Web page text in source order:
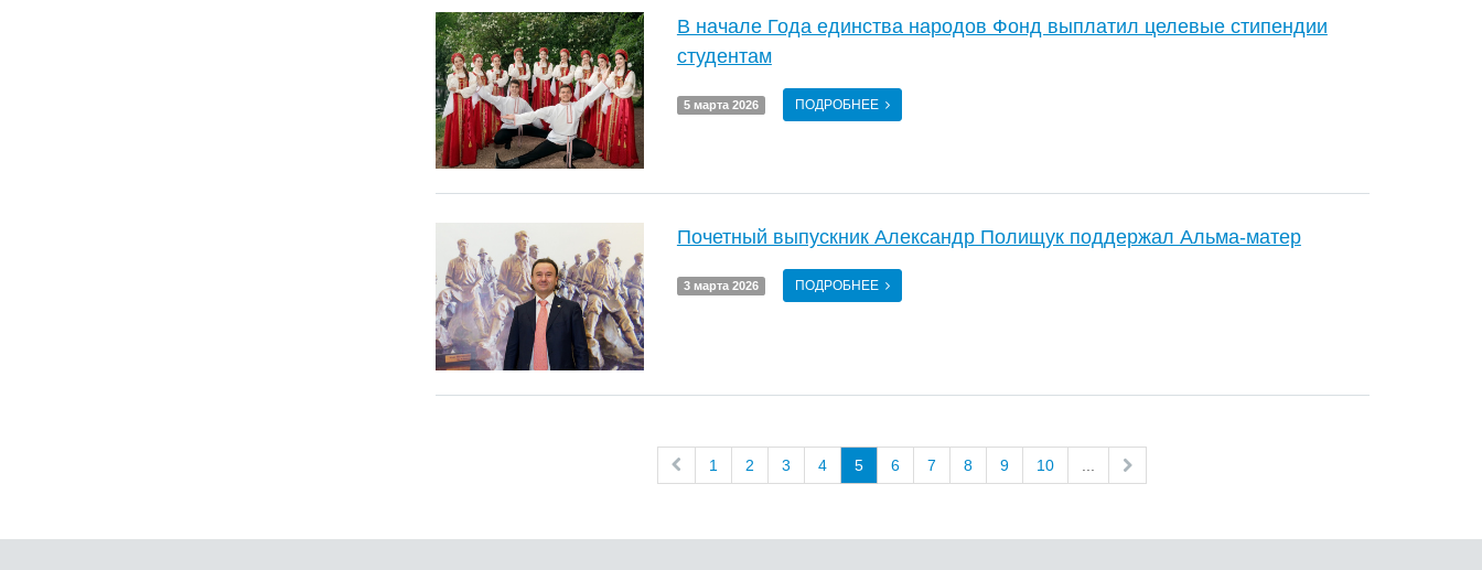
В начале Года единства народов Фонд выплатил целевые стипендии
студентам
5 марта 2026 ПОДРОБНЕЕ
Почетный выпускник Александр Полищук поддержал Альма-матер
3 марта 2026 ПОДРОБНЕЕ
1 2 3 4 5 6 7 8 9 10